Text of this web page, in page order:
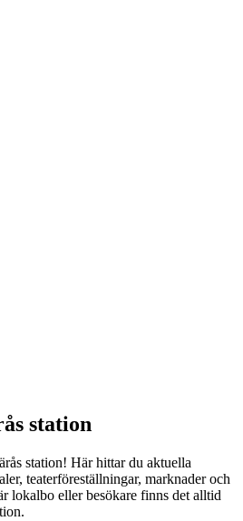
station
station! Här hittar du aktuella
teaterföreställningar, marknader och
lokalbo eller besökare finns det alltid